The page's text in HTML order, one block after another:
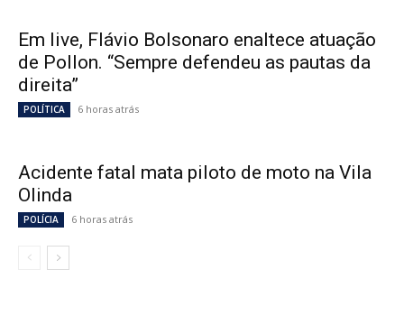
Em live, Flávio Bolsonaro enaltece atuação
de Pollon. “Sempre defendeu as pautas da
direita”
POLÍTICA 6 horas atrás
Acidente fatal mata piloto de moto na Vila
Olinda
POLÍCIA 6 horas atrás